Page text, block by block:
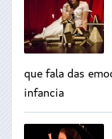
que fala das
infancia